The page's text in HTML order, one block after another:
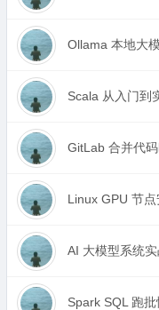
Ollama 本地大
Scala 从入门到
GitLab 合并代
Linux GPU 节
AI 大模型系统实
Spark SQL 跑